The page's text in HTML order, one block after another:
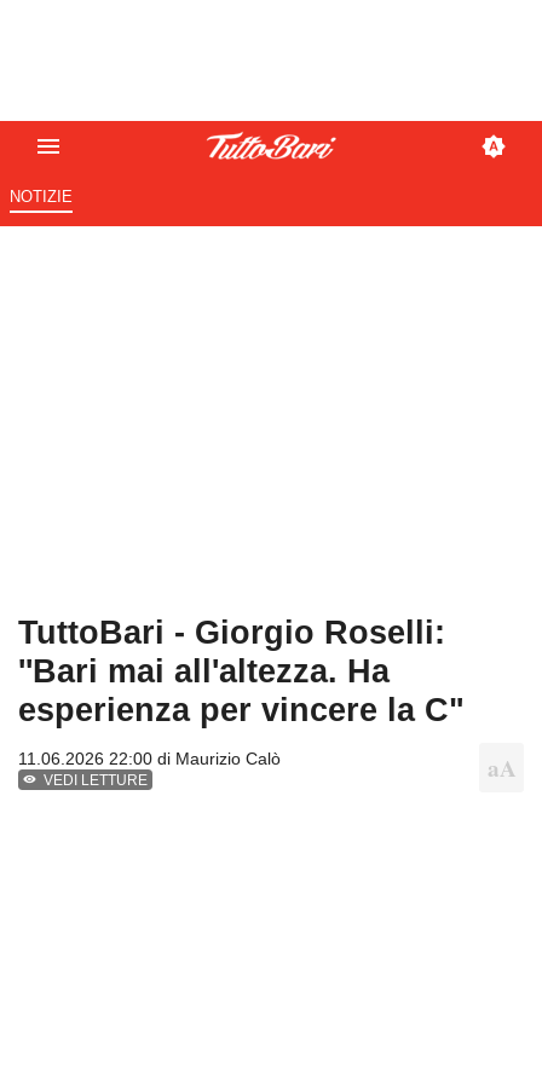
NOTIZIE
TuttoBari - Giorgio Roselli:
''Bari mai all'altezza. Ha
esperienza per vincere la C"
11.06.2026 22:00 di Maurizio Calò
VEDI LETTURE